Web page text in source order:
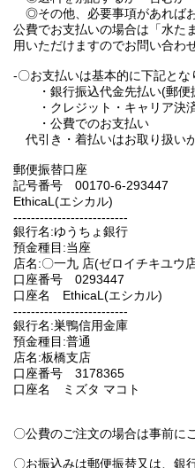
◎その他、必要事項があればお
公費でお支払いの場合は「水
用いただけますのでお問い合わ
-〇お支払いは基本的に下記とな
・銀行振込代金先払い(郵便
・クレジット・キャリア決
・公費でのお支払い
代引き・着払いはお取り扱い
郵便振替口座
記号番号 00170-6-293447
EthicaL(エシカル)
--------------------------
銀行名:ゆうちょ銀行
預金種目:当座
店名:〇一九 店(ゼロイチキユウ
口座番号 0293447
口座名 EthicaL(エシカル)
--------------------------
銀行名:巣鴨信用金庫
預金種目:普通
店名:板橋支店
口座番号 3178365
口座名 ミズタ マコト
〇公費のご注文の場合は事前に
〇お振込みは郵便振替又は、銀